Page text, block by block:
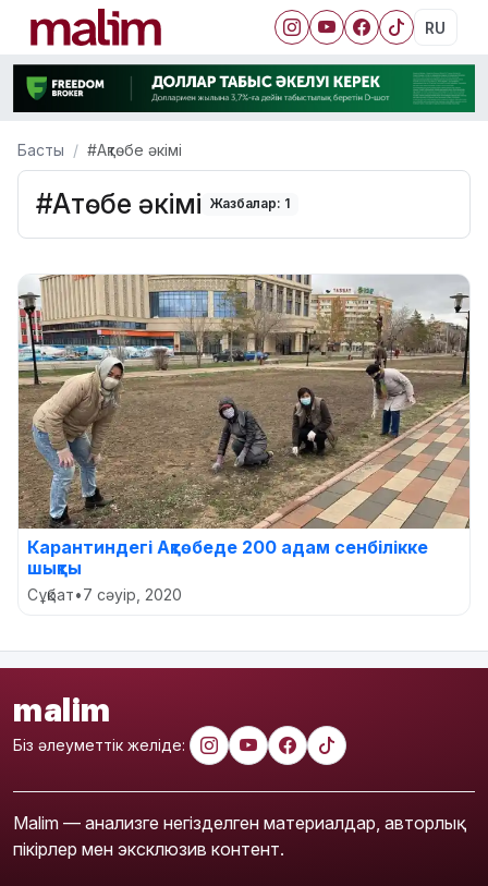
RU
Басты #Ақтөбе әкімі
#Ақтөбе әкімі Жазбалар: 1
Карантиндегі Ақтөбеде 200 адам cенбілікке
шықты
Сұқбат•7 сәуір, 2020
malim
Біз әлеуметтік желіде:
Malim — анализге негізделген материалдар, авторлық
пікірлер мен эксклюзив контент.